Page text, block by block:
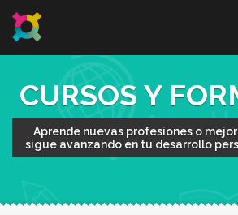
CURSOS Y
Aprende nuevas profesiones o
sigue avanzando en tu desarrollo